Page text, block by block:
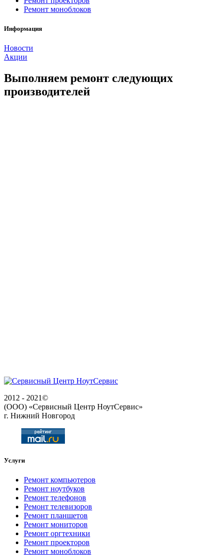
Ремонт моноблоков
Информация
Новости
Акции
Выполняем ремонт следующих
производителей
2012 - 2021©
(ООО) «Сервисный Центр НоутСервис»
г. Нижний Новгород
Услуги
Ремонт компьютеров
Ремонт ноутбуков
Ремонт телефонов
Ремонт телевизоров
Ремонт планшетов
Ремонт мониторов
Ремонт оргтехники
Ремонт проекторов
Ремонт моноблоков